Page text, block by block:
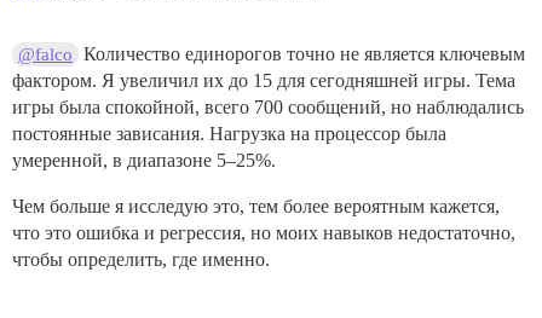
@falco
Количество единорогов точно не является ключевым
фактором. Я увеличил их до 15 для сегодняшней игры. Тема
игры была спокойной, всего 700 сообщений, но наблюдались
постоянные зависания. Нагрузка на процессор была
умеренной, в диапазоне 5–25%.
Чем больше я исследую это, тем более вероятным кажется,
что это ошибка и регрессия, но моих навыков недостаточно,
чтобы определить, где именно.